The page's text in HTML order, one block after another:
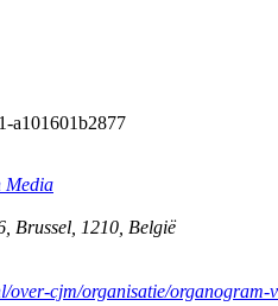
a101601b2877
Media
Brussel 1210 België
over-cjm/organisatie/